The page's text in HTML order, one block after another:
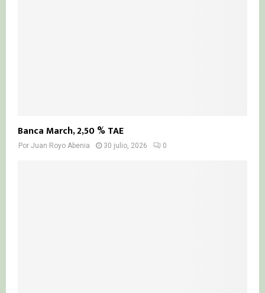
Banca March, 2,50 % TAE
Por Juan Royo Abenia 30 julio, 2026 0